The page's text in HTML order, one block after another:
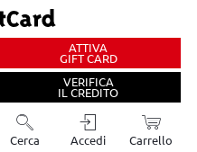
ATTIVA
GIFT CARD
VERIFICA
IL CREDITO
Cerca Accedi Carrello